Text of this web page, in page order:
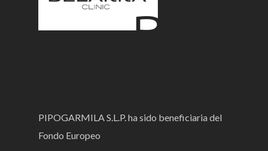
PIPOGARMILA S.L.P. ha sido beneficiaria del
Fondo Europeo